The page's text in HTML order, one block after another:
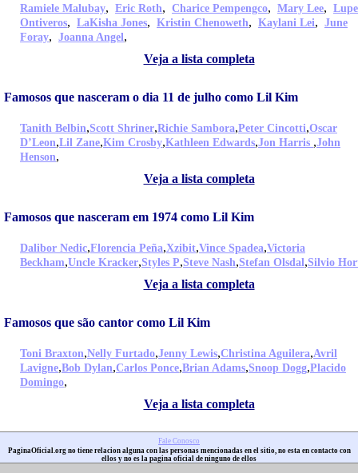
Ramiele Malubay, Eric Roth, Charice Pempengco, Mary Lee, Lupe
Ontiveros, LaKisha Jones, Kristin Chenoweth, Kaylani Lei, June
Foray, Joanna Angel,
Veja a lista completa
Famosos que nasceram o dia 11 de julho como Lil Kim
Tanith Belbin,Scott Shriner,Richie Sambora,Peter Cincotti,Oscar
D’Leon,Lil Zane,Kim Crosby,Kathleen Edwards,Jon Harris ,John
Henson,
Veja a lista completa
Famosos que nasceram em 1974 como Lil Kim
Dalibor Nedic,Florencia Peña,Xzibit,Vince Spadea,Victoria
Beckham,Uncle Kracker,Styles P,Steve Nash,Stefan Olsdal,Silvio
Veja a lista completa
Famosos que são cantor como Lil Kim
Toni Braxton,Nelly Furtado,Jenny Lewis,Christina Aguilera,Avril
Lavigne,Bob Dylan,Carlos Ponce,Brian Adams,Snoop Dogg,Placido
Domingo,
Veja a lista completa
Fale Conosco
PaginaOficial.org no tiene relacion alguna con las personas mencionadas en el sitio, no esta en contacto con
ellos y no es la pagina oficial de ninguno de ellos